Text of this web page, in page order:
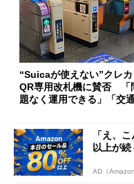
“Suicaが使えない”クレカ
QR専用改札機に賛否 「
題なく運用できる」「交
「え、
以上が
AD（Amazon